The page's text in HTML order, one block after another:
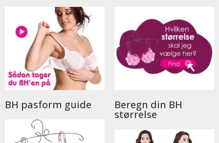
BH pasform guide Beregn din BH
størrelse